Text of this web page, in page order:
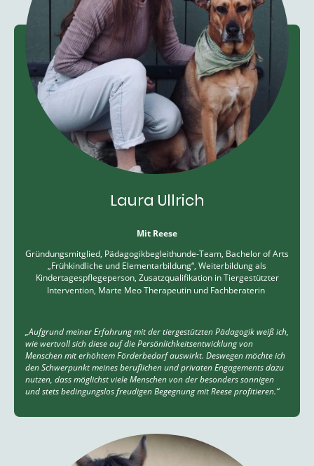
Laura Ullrich
Mit Reese
Gründungsmitglied, Pädagogikbegleithunde-Team, Bachelor of Arts
„Frühkindliche und Elementarbildung“, Weiterbildung als
Kindertagespflegeperson, Zusatzqualifikation in Tiergestützter
Intervention, Marte Meo Therapeutin und Fachberaterin
„Aufgrund meiner Erfahrung mit der tiergestützten Pädagogik weiß ich,
wie wertvoll sich diese auf die Persönlichkeitsentwicklung von
Menschen mit erhöhtem Förderbedarf auswirkt. Deswegen möchte ich
den Schwerpunkt meines beruflichen und privaten Engagements dazu
nutzen, dass möglichst viele Menschen von der besonders sonnigen
und stets bedingungslos freudigen Begegnung mit Reese profitieren.“